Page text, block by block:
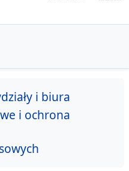
i biura
i ochrona